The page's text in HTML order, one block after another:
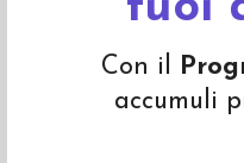
Con il
accumuli